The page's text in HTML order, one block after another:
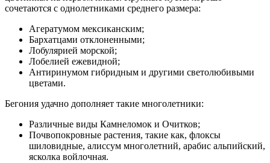
сочетаются с однолетниками среднего размера:
Агератумом мексиканским;
Бархатцами отклоненными;
Лобулярией морской;
Лобелией ежевидной;
Антиринумом гибридным и другими светолюбивыми
цветами.
Бегония удачно дополняет такие многолетники:
Различные виды Камнеломок и Очитков;
Почвопокровные растения, такие как, флоксы
шиловидные, алиссум многолетний, арабис альпийский,
ясколка войлочная.